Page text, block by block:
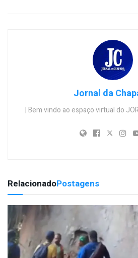
Jornal da
| Bem vindo ao espaço virtual do
RelacionadoPostagens